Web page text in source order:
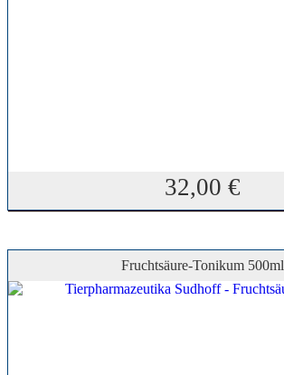
32,00 €
Fruchtsäure-Tonikum 500ml